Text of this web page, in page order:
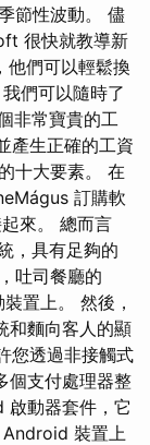
節性波動。 儘
很快就教導新
他們可以輕鬆換
們可以隨時了
非常寶貴的工
產生正確的工資
十大要素。 在
訂購軟
來。 總而言
，具有足夠的
吐司餐廳的
置上。 然後，
和麵向客人的顯
您透過非接觸式
個支付處理器整
啟動器套件，它
裝置上